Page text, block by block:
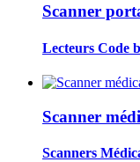
Scanner
Lecteurs Code
Scanner
Scanners